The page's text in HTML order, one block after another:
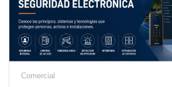
Comercial